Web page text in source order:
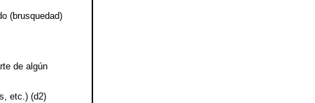
(brusquedad)
de algún
etc.) (d2)